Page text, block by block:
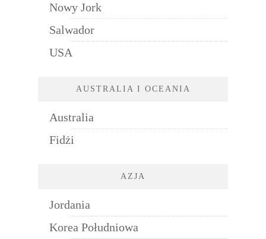
Nowy Jork
Salwador
USA
AUSTRALIA I OCEANIA
Australia
Fidżi
AZJA
Jordania
Korea Południowa